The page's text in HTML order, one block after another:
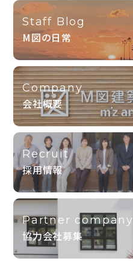
Staff Blog
M図の日常
Company
会社概要
Recruit
採用情報
Partner company
協力会社募集